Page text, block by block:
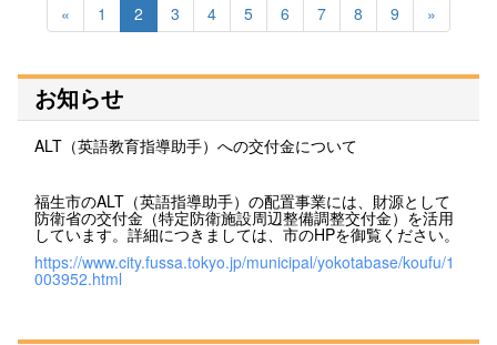
« 1 2 3 4 5 6 7 8 9 »
お知らせ
ALT（英語教育指導助手）への交付金について
福生市のALT（英語指導助手）の配置事業には、財源として
防衛省の交付金（特定防衛施設周辺整備調整交付金）を活用
しています。詳細につきましては、市のHPを御覧ください。
https://www.city.fussa.tokyo.jp/municipal/yokotabase/koufu/1
003952.html